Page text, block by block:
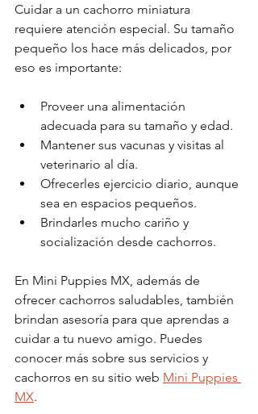
Cuidar a un cachorro miniatura
requiere atención especial. Su tamaño
pequeño los hace más delicados, por
eso es importante:
Proveer una alimentación
adecuada para su tamaño y edad.
Mantener sus vacunas y visitas al
veterinario al día.
Ofrecerles ejercicio diario, aunque
sea en espacios pequeños.
Brindarles mucho cariño y
socialización desde cachorros.
En Mini Puppies MX, además de
ofrecer cachorros saludables, también
brindan asesoría para que aprendas a
cuidar a tu nuevo amigo. Puedes
conocer más sobre sus servicios y
cachorros en su sitio web Mini Puppies
MX.